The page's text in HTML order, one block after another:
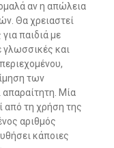
αν η απώλεια
Θα χρειαστεί
παιδιά με
γλωσσικές και
των
απαραίτητη. Μία
από τη χρήση της
αριθμός
κάποιες